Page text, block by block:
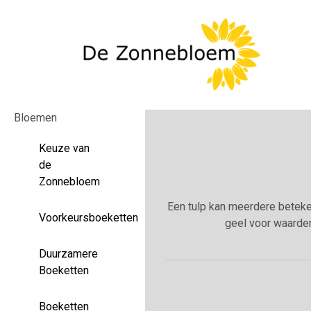
Bloemen
Keuze van
de
Zonnebloem
Voorkeursboeketten
Duurzamere
Boeketten
Boeketten
Een tulp kan meerdere
geel voor